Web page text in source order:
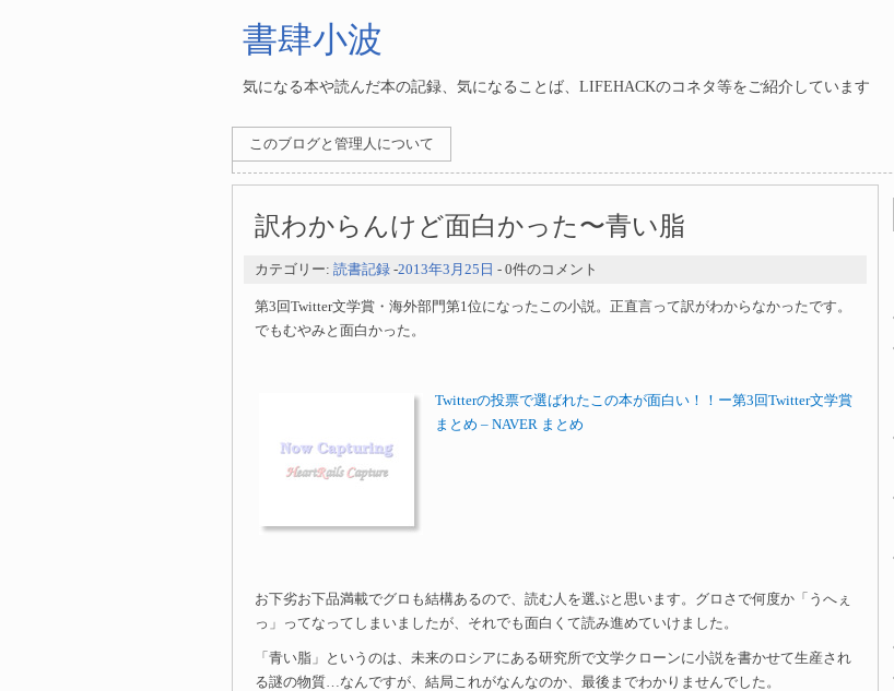
書肆小波
気になる本や読んだ本の記録、気になることば、LIFEHACKのコネタ等をご紹介しています
このブログと管理人について
訳わからんけど面白かった〜青い脂
カテゴリー: 読書記録 -2013年3月25日 - 0件のコメント
第3回Twitter文学賞・海外部門第1位になったこの小説。正直言って訳がわからなかったです。
でもむやみと面白かった。
Twitterの投票で選ばれたこの本が面白い！！ー第3回Twitter文学賞
まとめ – NAVER まとめ
お下劣お下品満載でグロも結構あるので、読む人を選ぶと思います。グロさで何度か「うへぇ
っ」ってなってしまいましたが、それでも面白くて読み進めていけました。
「青い脂」というのは、未来のロシアにある研究所で文学クローンに小説を書かせて生産され
る謎の物質…なんですが、結局これがなんなのか、最後までわかりませんでした。